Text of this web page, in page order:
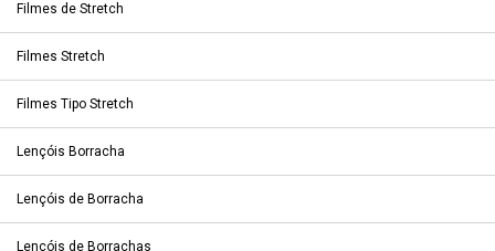
Filmes de Stretch
Filmes Stretch
Filmes Tipo Stretch
Lençóis Borracha
Lençóis de Borracha
Lençóis de Borrachas